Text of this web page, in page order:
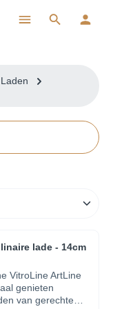
Laden
lade - 14cm
VitroLine ArtLine
genieten
van gerechten